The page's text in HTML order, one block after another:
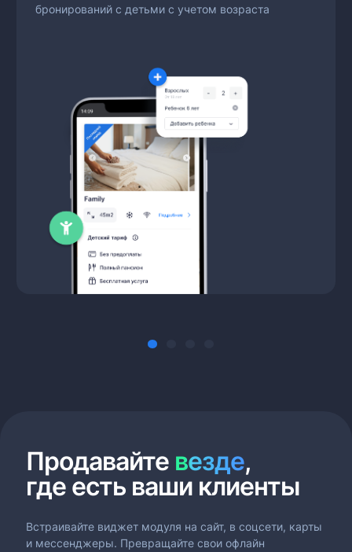
бронирований с детьми с учетом возраста
Продавайте везде,
где есть ваши клиенты
Встраивайте виджет модуля на сайт, в соцсети, карты
и мессенджеры. Превращайте свои офлайн